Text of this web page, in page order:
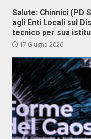
Salute: Chinnici (PD
agli Enti Locali sul
tecnico per sua
17 Giugno 2026